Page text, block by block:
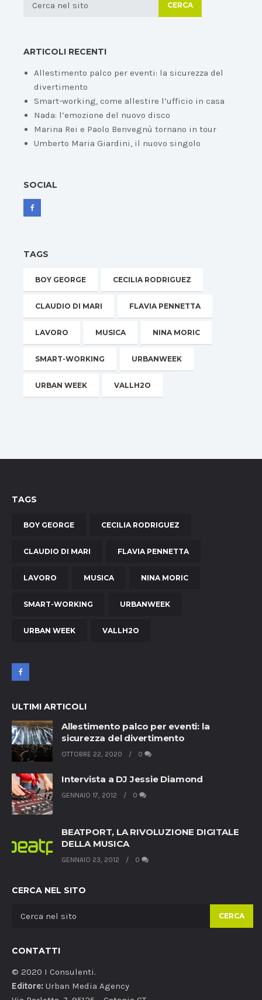
CERCA
ARTICOLI RECENTI
Allestimento palco per eventi: la sicurezza del
divertimento
Smart-working, come allestire l’ufficio in casa
Nada: l’emozione del nuovo disco
Marina Rei e Paolo Benvegnù tornano in tour
Umberto Maria Giardini, il nuovo singolo
SOCIAL
TAGS
BOY GEORGE CECILIA RODRIGUEZ
CLAUDIO DI MARI FLAVIA PENNETTA
LAVORO MUSICA NINA MORIC
SMART-WORKING URBANWEEK
URBAN WEEK VALLH2O
TAGS
BOY GEORGE CECILIA RODRIGUEZ
CLAUDIO DI MARI FLAVIA PENNETTA
LAVORO MUSICA NINA MORIC
SMART-WORKING URBANWEEK
URBAN WEEK VALLH2O
ULTIMI ARTICOLI
Allestimento palco per eventi: la
sicurezza del divertimento
OTTOBRE 22, 2020 0
Intervista a DJ Jessie Diamond
GENNAIO 17, 2012 0
BEATPORT, LA RIVOLUZIONE DIGITALE
DELLA MUSICA
GENNAIO 23, 2012 0
CERCA NEL SITO
CERCA
CONTATTI
© 2020 I Consulenti.
Editore: Urban Media Agency